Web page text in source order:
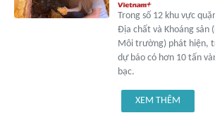
Trong số 12 khu vực
Địa chất và Khoáng sản
Môi trường) phát hiện,
dự báo có hơn 10 tấn
bạc.
XEM THÊM